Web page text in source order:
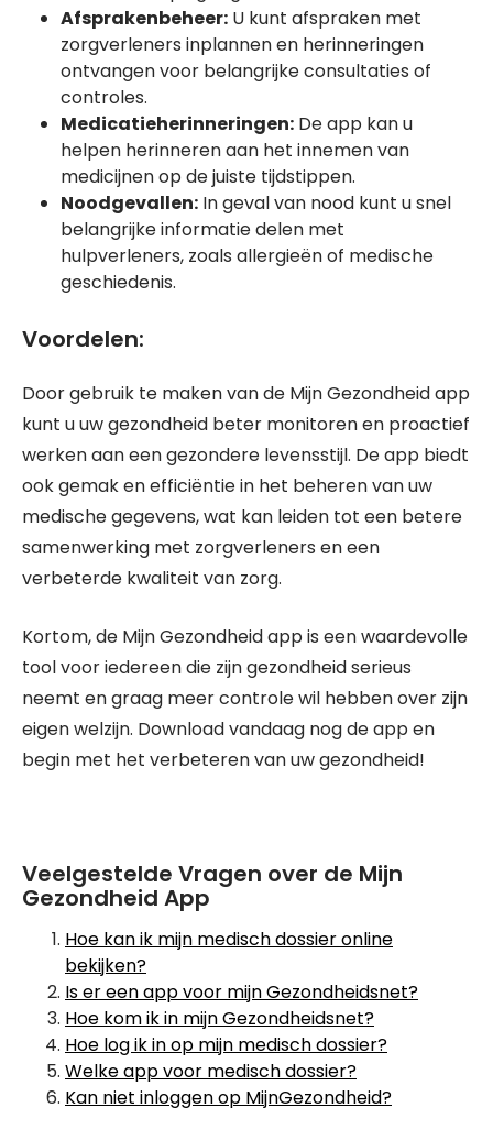
Afsprakenbeheer: U kunt afspraken met
zorgverleners inplannen en herinneringen
ontvangen voor belangrijke consultaties of
controles.
Medicatieherinneringen: De app kan u
helpen herinneren aan het innemen van
medicijnen op de juiste tijdstippen.
Noodgevallen: In geval van nood kunt u snel
belangrijke informatie delen met
hulpverleners, zoals allergieën of medische
geschiedenis.
Voordelen:
Door gebruik te maken van de Mijn Gezondheid app
kunt u uw gezondheid beter monitoren en proactief
werken aan een gezondere levensstijl. De app biedt
ook gemak en efficiëntie in het beheren van uw
medische gegevens, wat kan leiden tot een betere
samenwerking met zorgverleners en een
verbeterde kwaliteit van zorg.
Kortom, de Mijn Gezondheid app is een waardevolle
tool voor iedereen die zijn gezondheid serieus
neemt en graag meer controle wil hebben over zijn
eigen welzijn. Download vandaag nog de app en
begin met het verbeteren van uw gezondheid!
Veelgestelde Vragen over de Mijn
Gezondheid App
Hoe kan ik mijn medisch dossier online
bekijken?
Is er een app voor mijn Gezondheidsnet?
Hoe kom ik in mijn Gezondheidsnet?
Hoe log ik in op mijn medisch dossier?
Welke app voor medisch dossier?
Kan niet inloggen op MijnGezondheid?